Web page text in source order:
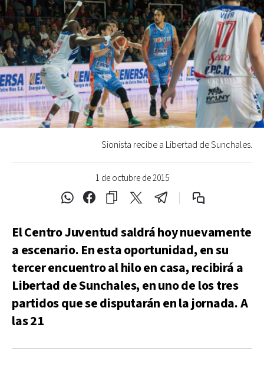
1 de octubre de 2015
Sionista recibe a Libertad de Sunchales.
El Centro Juventud saldrá hoy nuevamente
a escenario. En esta oportunidad, en su
tercer encuentro al hilo en casa, recibirá a
Libertad de Sunchales, en uno de los tres
partidos que se disputarán en la jornada. A
las 21